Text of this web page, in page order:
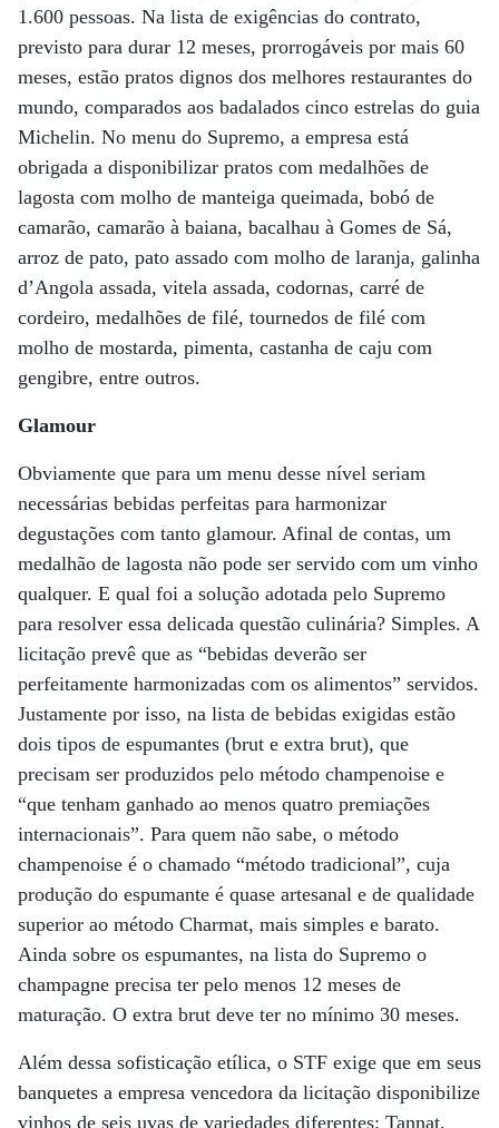
1.600 pessoas. Na lista de exigências do contrato,
previsto para durar 12 meses, prorrogáveis por mais 60
meses, estão pratos dignos dos melhores restaurantes do
mundo, comparados aos badalados cinco estrelas do guia
Michelin. No menu do Supremo, a empresa está
obrigada a disponibilizar pratos com medalhões de
lagosta com molho de manteiga queimada, bobó de
camarão, camarão à baiana, bacalhau à Gomes de Sá,
arroz de pato, pato assado com molho de laranja, galinha
d’Angola assada, vitela assada, codornas, carré de
cordeiro, medalhões de filé, tournedos de filé com
molho de mostarda, pimenta, castanha de caju com
gengibre, entre outros.
Glamour
Obviamente que para um menu desse nível seriam
necessárias bebidas perfeitas para harmonizar
degustações com tanto glamour. Afinal de contas, um
medalhão de lagosta não pode ser servido com um vinho
qualquer. E qual foi a solução adotada pelo Supremo
para resolver essa delicada questão culinária? Simples. A
licitação prevê que as “bebidas deverão ser
perfeitamente harmonizadas com os alimentos” servidos.
Justamente por isso, na lista de bebidas exigidas estão
dois tipos de espumantes (brut e extra brut), que
precisam ser produzidos pelo método champenoise e
“que tenham ganhado ao menos quatro premiações
internacionais”. Para quem não sabe, o método
champenoise é o chamado “método tradicional”, cuja
produção do espumante é quase artesanal e de qualidade
superior ao método Charmat, mais simples e barato.
Ainda sobre os espumantes, na lista do Supremo o
champagne precisa ter pelo menos 12 meses de
maturação. O extra brut deve ter no mínimo 30 meses.
Além dessa sofisticação etílica, o STF exige que em seus
banquetes a empresa vencedora da licitação disponibilize
vinhos de seis uvas de variedades diferentes: Tannat,